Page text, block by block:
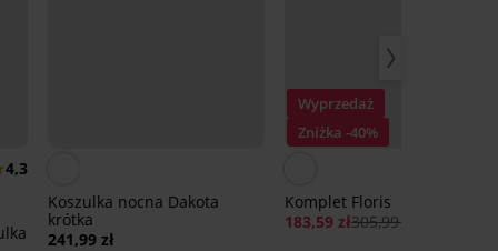
4,3
Koszulka nocna Dakota
krótka
241,99 zł
Wyprzedaż
Zniżka -40%
Komplet Floris
183,59 zł305,99 zł